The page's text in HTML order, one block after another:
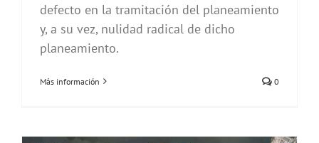
defecto en la tramitación del planeamiento
y, a su vez, nulidad radical de dicho
planeamiento.
Más información 0